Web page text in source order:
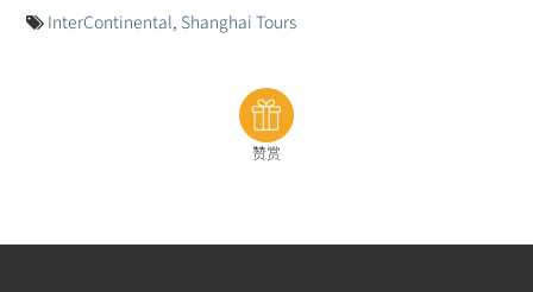
InterContinental, Shanghai Tours
赞赏